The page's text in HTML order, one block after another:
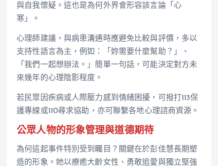
與自我懷疑。這也是為何外界會形容該言論「心
寒」。
心理師建議，與病患溝通時應避免比較與評價，多以
支持性語言為主，例如：「妳需要什麼幫助？」、
「我們一起想辦法。」簡單一句話，可能決定對方未
來幾年的心理陰影程度。
若民眾因疾病或人際壓力感到情緒困擾，可撥打113保
護專線或110尋求協助，亦可聯繫各地心理諮商資源。
公眾人物的形象管理與道德期待
為何這起事件特別受到矚目？關鍵在於彭佳慧長期塑
造的形象。她以療癒大齡女性、勇敢追愛與獨立堅強